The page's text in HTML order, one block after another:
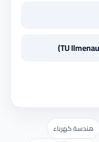
هندسة كهرباء